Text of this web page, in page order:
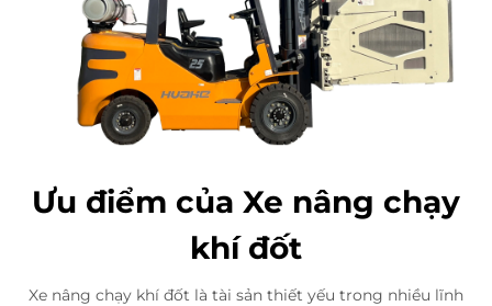
Ưu điểm của Xe nâng chạy
khí đốt
Xe nâng chạy khí đốt là tài sản thiết yếu trong nhiều lĩnh